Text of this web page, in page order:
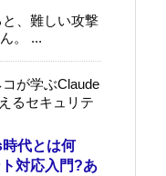
と、難しい攻撃
。 ...
が学ぶClaude
るセキュリテ
代とは何
対応入門?あ